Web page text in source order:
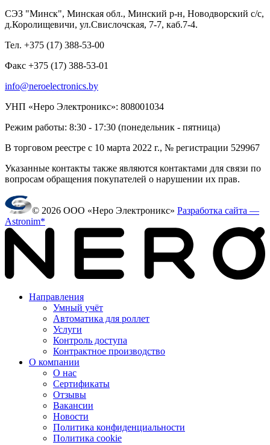
СЭЗ "Минск", Минская обл., Минский р-н, Новодворский с/с,
д.Королищевичи, ул.Свислочская, 7-7, каб.7-4.
Тел. +375 (17) 388-53-00
Факс +375 (17) 388-53-01
info@neroelectronics.by
УНП «Неро Электроникс»: 808001034
Режим работы: 8:30 - 17:30 (понедельник - пятница)
В торговом реестре с 10 марта 2022 г., № регистрации 529967
Указанные контакты также являются контактами для связи по
вопросам обращения покупателей о нарушении их прав.
© 2026 ООО «Неро Электроникс» Разработка сайта —
Astronim*
Направления
Умный учёт
Автоматика для роллет
Услуги
Контроль доступа
Контрактное производство
О компании
О нас
Сертификаты
Отзывы
Вакансии
Новости
Политика конфиденциальности
Политика cookie